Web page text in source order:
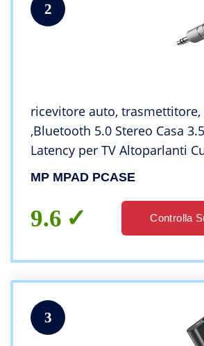
2
ricevitore auto, trasmettitore,
,Bluetooth 5.0 Stereo Casa
Latency per TV Altoparlanti
Cuffie Cablate
MP MPAD PCASE
9.6 Controlla
3